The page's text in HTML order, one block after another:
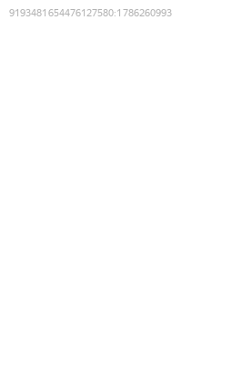
9193481654476127580:1786260993